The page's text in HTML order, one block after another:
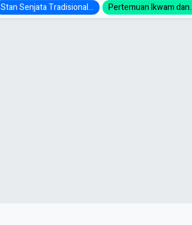
Stan Senjata Tradisional... Pertemuan Ikwam